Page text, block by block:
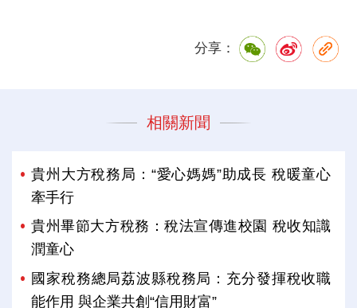
分享：
相關新聞
貴州大方稅務局：“愛心媽媽”助成長 稅暖童心
牽手行
貴州畢節大方稅務：稅法宣傳進校園 稅收知識
潤童心
國家稅務總局荔波縣稅務局：充分發揮稅收職
能作用 與企業共創“信用財富”